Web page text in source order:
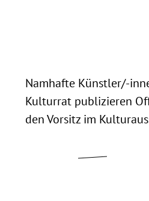
Namhafte Künstler/-
Kulturrat publizieren
den Vorsitz im